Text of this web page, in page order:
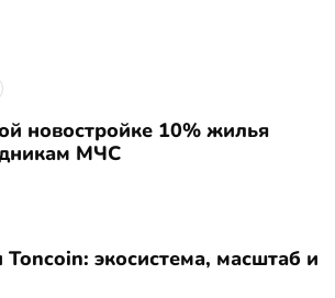
новостройке 10% жилья
МЧС
Toncoin: экосистема, масштаб и